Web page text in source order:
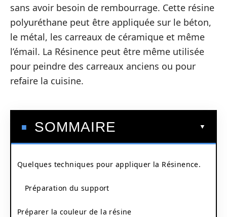
sans avoir besoin de rembourrage. Cette résine
polyuréthane peut être appliquée sur le béton,
le métal, les carreaux de céramique et même
l’émail. La Résinence peut être même utilisée
pour peindre des carreaux anciens ou pour
refaire la cuisine.
SOMMAIRE
Quelques techniques pour appliquer la Résinence.
Préparation du support
Préparer la couleur de la résine